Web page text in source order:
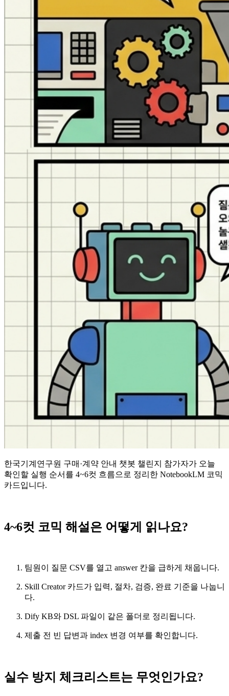
한국기계연구원 구매·계약 안내 챗봇 챌린지 참가자가 오늘
확인할 실행 순서를 4~6컷 흐름으로 정리한 NotebookLM 코믹
카드입니다.
4~6컷 코믹 해설은 어떻게 읽나요?
팀원이 질문 CSV를 열고 answer 칸을 급하게 채웁니다.
Skill Creator 카드가 입력, 절차, 검증, 완료 기준을 나눕니
다.
Dify KB와 DSL 파일이 같은 폴더로 정리됩니다.
제출 전 빈 답변과 index 변경 여부를 확인합니다.
실수 방지 체크리스트는 무엇인가요?